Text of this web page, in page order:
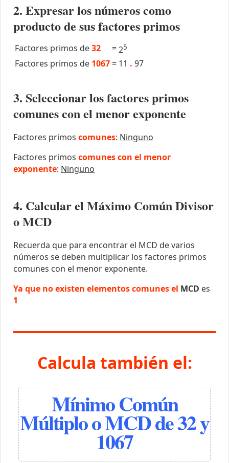
2. Expresar los números como
producto de sus factores primos
Factores primos de32 =25
Factores primos de 1067 = 11 . 97
3. Seleccionar los factores primos
comunes con el menor exponente
Factores primos comunes: Ninguno
Factores primos comunes con el menor
exponente: Ninguno
4. Calcular el Máximo Común Divisor
o MCD
Recuerda que para encontrar el MCD de varios
números se deben multiplicar los factores primos
comunes con el menor exponente.
Ya que no existen elementos comunes el MCD es
1
Calcula también el:
Mínimo Común
Múltiplo o MCD de 32 y
1067